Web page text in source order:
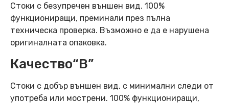
Стоки с безупречен външен вид. 100%
функциониращи, преминали през пълна
техническа проверка. Възможно е да е нарушена
оригиналната опаковка.
Качество“B”
Стоки с добър външен вид, с минимални следи от
употреба или мострени. 100% функциониращи,